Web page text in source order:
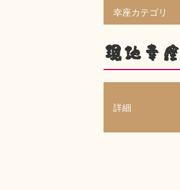
幸座カテゴリ
現地幸座
詳細